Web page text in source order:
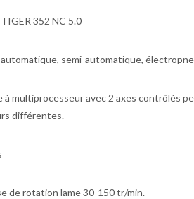
352 NC 5.0
semi-automatique,
à multiprocesseur avec 2 axes contrôlés
différentes.
de rotation lame 30-150 tr/min.